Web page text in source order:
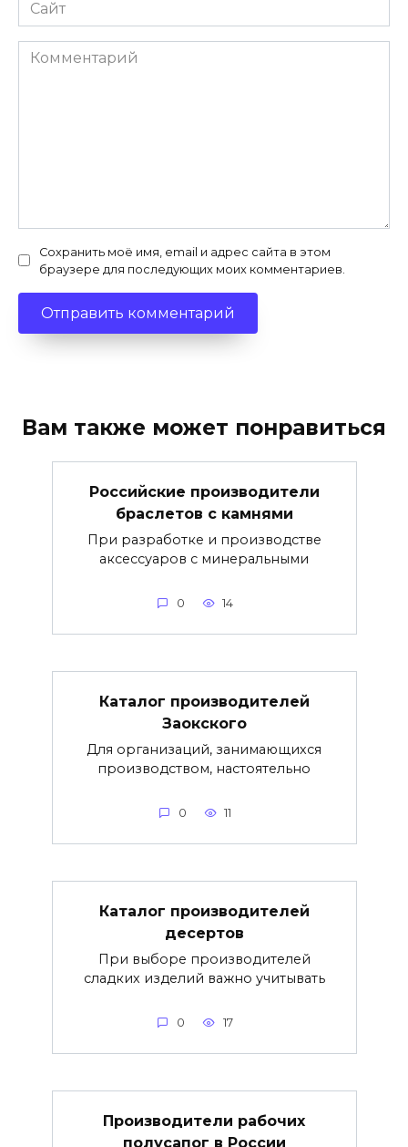
Комментарий
Сохранить моё имя, email и адрес сайта в этом
браузере для последующих моих комментариев.
Вам также может понравиться
Российские производители
браслетов с камнями
При разработке и производстве
аксессуаров с минеральными
0 14
Каталог производителей
Заокского
Для организаций, занимающихся
производством, настоятельно
0 11
Каталог производителей
десертов
При выборе производителей
сладких изделий важно учитывать
0 17
Производители рабочих
полусапог в России